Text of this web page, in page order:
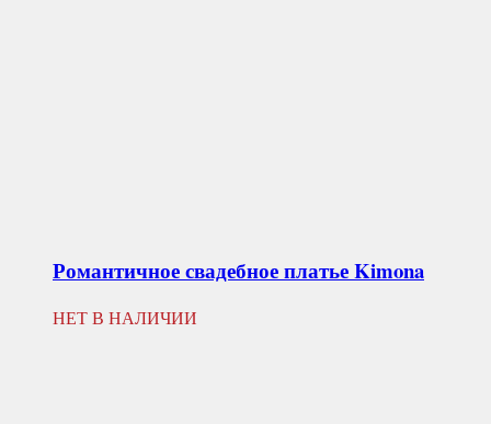
Романтичное свадебное платьеKimona
НЕТ В НАЛИЧИИ